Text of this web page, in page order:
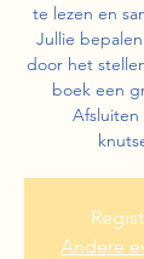
te lezen en
Jullie
door het
boek een
Andere